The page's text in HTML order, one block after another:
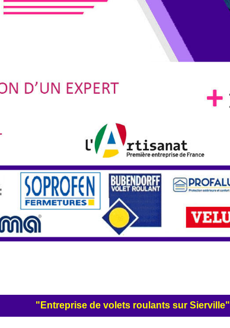
"Entreprise de volets roulants sur Sierville"